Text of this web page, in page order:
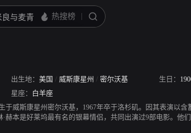
/Pops/ Spence
出生地： 美国 / 威斯康星州 / 密尔沃基 生日：
星座：
白羊座
于威斯康星州密尔沃基，1967年卒于洛杉矶。因其表演以含
赫本是好莱坞最有名的银幕情侣，共同出演过9部电影。他
他身后陪伴，直至他过世。